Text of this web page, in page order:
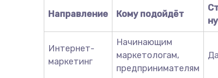
Направление Кому подойдёт
Интернет-
маркетинг
Начинающим
маркетологам,
предпринимателям